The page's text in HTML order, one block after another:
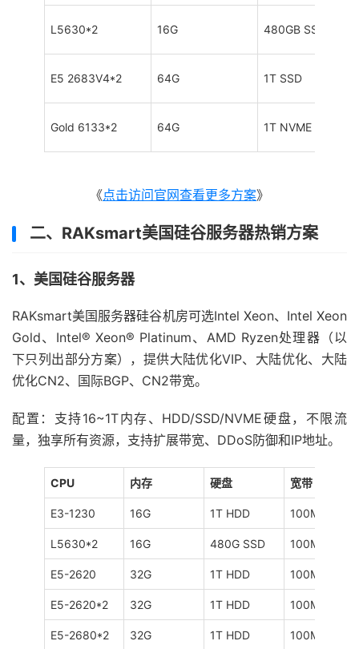
L5630*2 16G 480GB SSD
E5 2683V4*2 64G 1T SSD
Gold 6133*2 64G 1T NVME
《点击访问官网查看更多方案》
二、RAKsmart美国硅谷服务器热销方案
1、美国硅谷服务器
RAKsmart美国服务器硅谷机房可选Intel Xeon、Intel Xeon
Gold、Intel® Xeon® Platinum、AMD Ryzen处理器（以
下只列出部分方案），提供大陆优化VIP、大陆优化、大陆
优化CN2、国际BGP、CN2带宽。
配置：支持16~1T内存、HDD/SSD/NVME硬盘，不限流
量，独享所有资源，支持扩展带宽、DDoS防御和IP地址。
CPU 内存 硬盘 宽带
E3-1230 16G 1T HDD 100M
L5630*2 16G 480G SSD 100M
E5-2620 32G 1T HDD 100M
E5-2620*2 32G 1T HDD 100M
E5-2680*2 32G 1T HDD 100M